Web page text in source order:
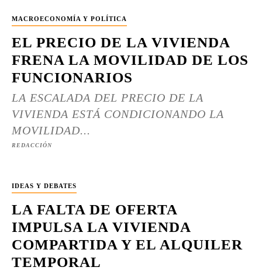
MACROECONOMÍA Y POLÍTICA
EL PRECIO DE LA VIVIENDA
FRENA LA MOVILIDAD DE LOS
FUNCIONARIOS
LA ESCALADA DEL PRECIO DE LA
VIVIENDA ESTÁ CONDICIONANDO LA
MOVILIDAD...
REDACCIÓN
IDEAS Y DEBATES
LA FALTA DE OFERTA
IMPULSA LA VIVIENDA
COMPARTIDA Y EL ALQUILER
TEMPORAL